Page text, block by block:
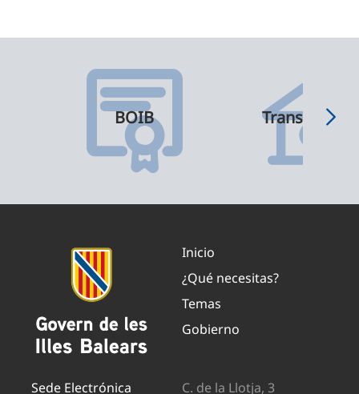
BOIB
Inicio
¿Qué necesitas?
Temas
Gobierno
Sede Electrónica C. de la Llotja, 3